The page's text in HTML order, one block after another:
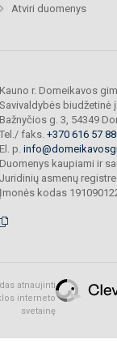
Atviri duomenys
Kauno r. Domeikavos
Savivaldybės biudžetinė
Bažnyčios g. 3, 54349
Tel./ faks. +370 616 57
El. p.
Duomenys kaupiami ir
Juridinių asmenų registre
Įmonės kodas
atnaujinti
interneto
svetainę